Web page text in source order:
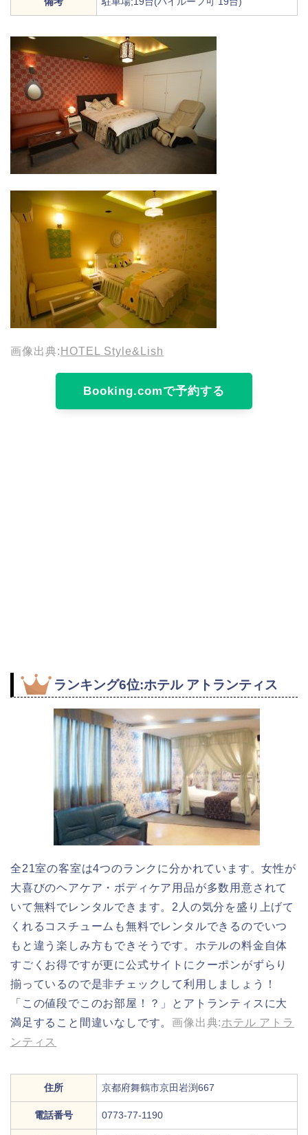
画像出典: HOTEL Style&Lish
Booking.comで予約する
ランキング6位:ホテル アトランティス
全21室の客室は4つのランクに分かれています。女性が
大喜びのヘアケア・ボディケア用品が多数用意されて
いて無料でレンタルできます。2人の気分を盛り上げて
くれるコスチュームも無料でレンタルできるのでいつ
もと違う楽しみ方もできそうです。ホテルの料金自体
すごくお得ですが更に公式サイトにクーポンがずらり
揃っているので是非チェックして利用しましょう！
「この値段でこのお部屋！？」とアトランティスに大
満足すること間違いなしです。 画像出典:ホテル アトラ
ンティス
住所 京都府舞鶴市京田岩渕667
電話番号 0773-77-1190